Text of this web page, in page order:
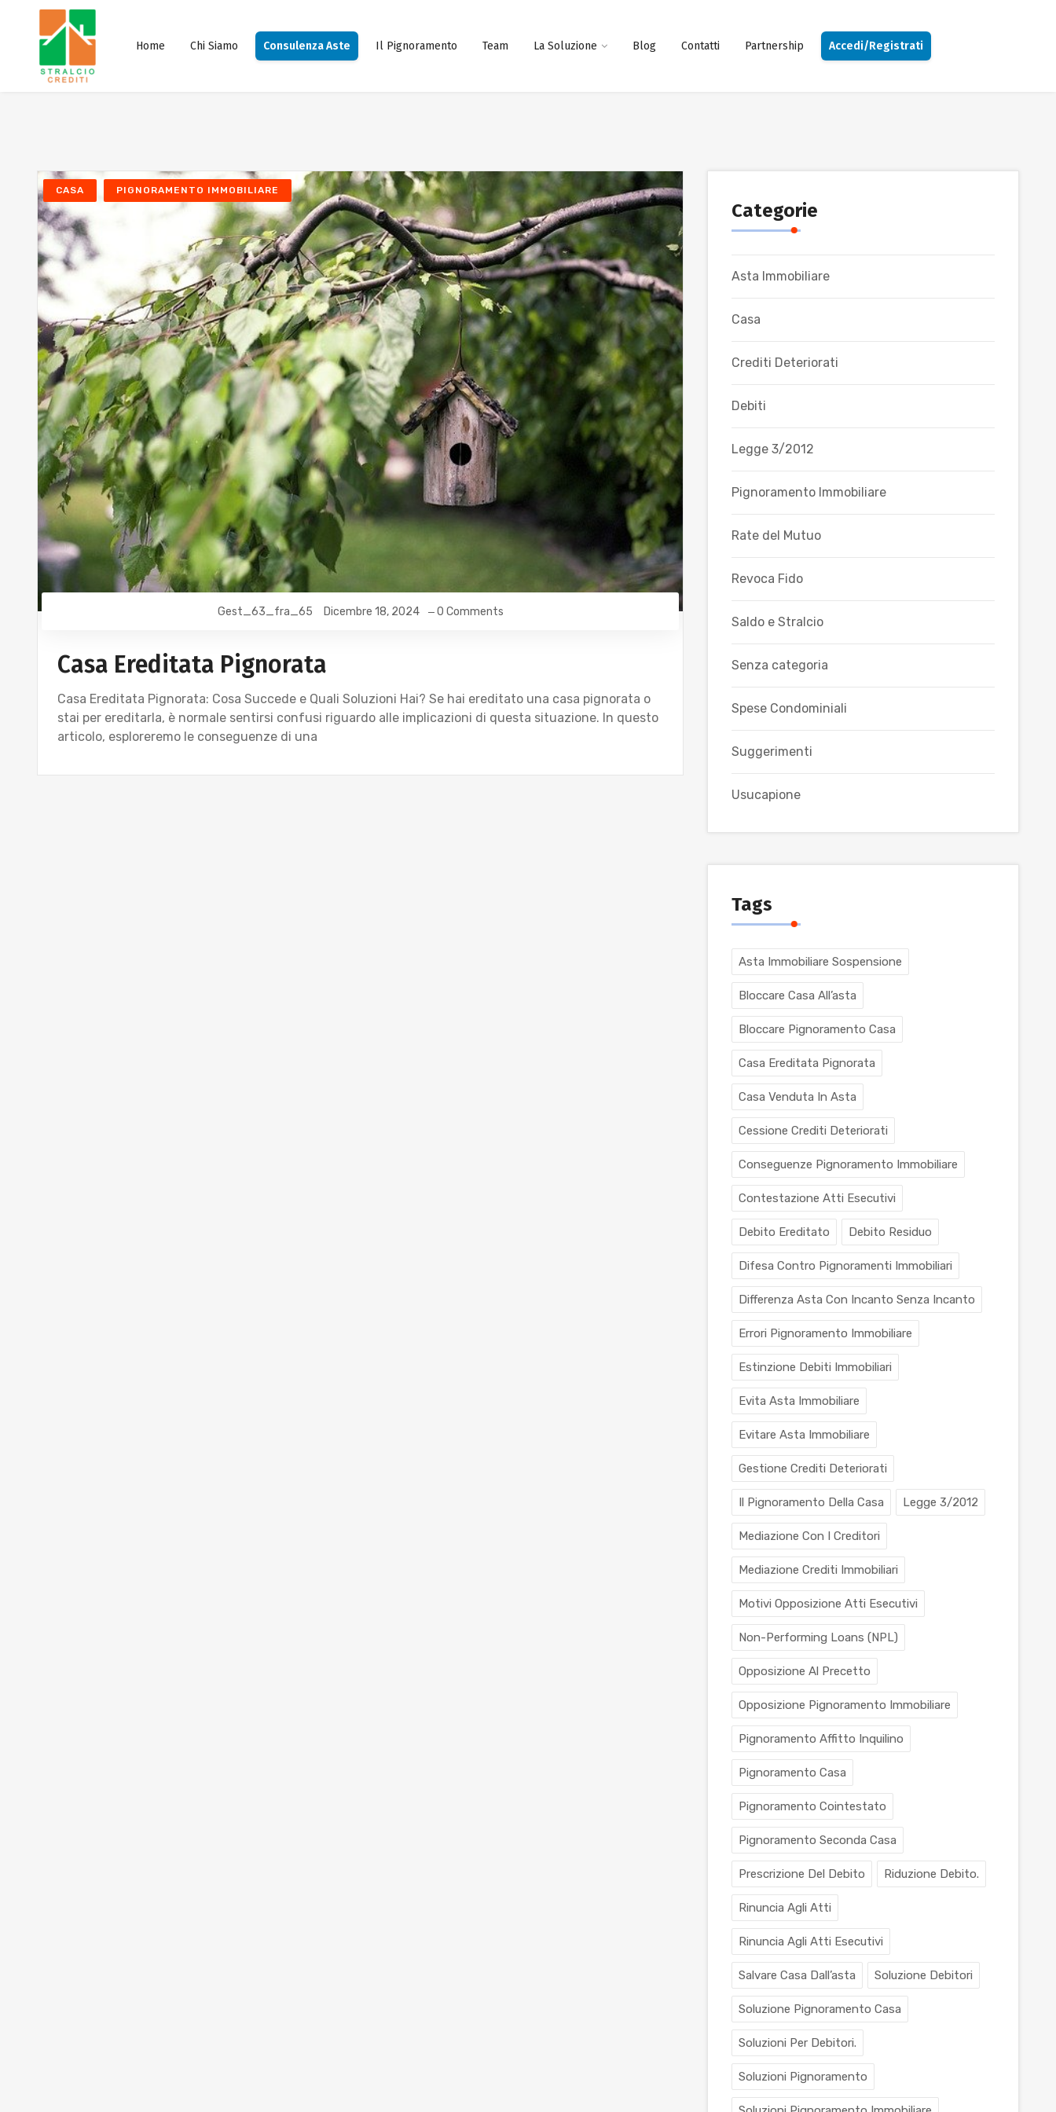
Home Chi Siamo Consulenza Aste Il Pignoramento Team La Soluzione Blog Contatti Partnership Accedi/Registrati
CASA PIGNORAMENTO IMMOBILIARE
Gest_63_fra_65 Dicembre 18, 2024 0 Comments
Casa Ereditata Pignorata
Casa Ereditata Pignorata: Cosa Succede e Quali Soluzioni Hai? Se hai ereditato una casa pignorata o
stai per ereditarla, è normale sentirsi confusi riguardo alle implicazioni di questa situazione. In questo
articolo, esploreremo le conseguenze di una
Categorie
Asta Immobiliare
Casa
Crediti Deteriorati
Debiti
Legge 3/2012
Pignoramento Immobiliare
Rate del Mutuo
Revoca Fido
Saldo e Stralcio
Senza categoria
Spese Condominiali
Suggerimenti
Usucapione
Tags
Asta Immobiliare Sospensione
Bloccare Casa All’asta
Bloccare Pignoramento Casa
Casa Ereditata Pignorata
Casa Venduta In Asta
Cessione Crediti Deteriorati
Conseguenze Pignoramento Immobiliare
Contestazione Atti Esecutivi
Debito Ereditato Debito Residuo
Difesa Contro Pignoramenti Immobiliari
Differenza Asta Con Incanto Senza Incanto
Errori Pignoramento Immobiliare
Estinzione Debiti Immobiliari
Evita Asta Immobiliare
Evitare Asta Immobiliare
Gestione Crediti Deteriorati
Il Pignoramento Della Casa Legge 3/2012
Mediazione Con I Creditori
Mediazione Crediti Immobiliari
Motivi Opposizione Atti Esecutivi
Non-Performing Loans (NPL)
Opposizione Al Precetto
Opposizione Pignoramento Immobiliare
Pignoramento Affitto Inquilino
Pignoramento Casa
Pignoramento Cointestato
Pignoramento Seconda Casa
Prescrizione Del Debito Riduzione Debito.
Rinuncia Agli Atti
Rinuncia Agli Atti Esecutivi
Salvare Casa Dall’asta Soluzione Debitori
Soluzione Pignoramento Casa
Soluzioni Per Debitori.
Soluzioni Pignoramento